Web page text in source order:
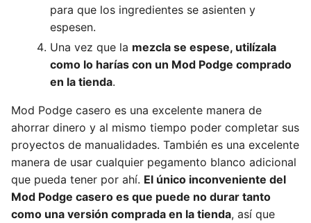
para que los ingredientes se asienten y
espesen.
Una vez que la mezcla se espese, utilízala
como lo harías con un Mod Podge comprado
en la tienda.
Mod Podge casero es una excelente manera de
ahorrar dinero y al mismo tiempo poder completar sus
proyectos de manualidades. También es una excelente
manera de usar cualquier pegamento blanco adicional
que pueda tener por ahí. El único inconveniente del
Mod Podge casero es que puede no durar tanto
como una versión comprada en la tienda, así que